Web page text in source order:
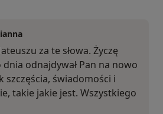
za te słowa. Życzę
odnajdywał Pan na nowo
szczęścia, świadomości i
takie jakie jest. Wszystkiego